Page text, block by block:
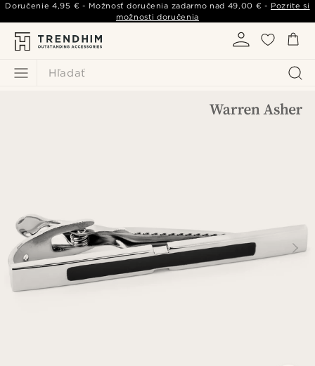
Hľadať
Doručenie4,95 € - Možnosť doručenia zadarmo nad 49,00 € - Pozrite si
možnosti doručenia